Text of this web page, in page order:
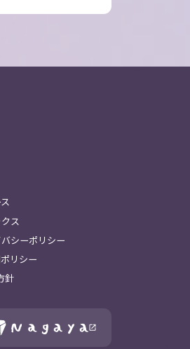
ス
シーポリシー
リシー
針